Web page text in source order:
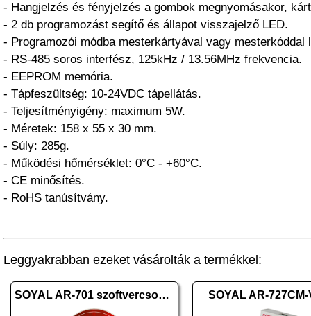
- Hangjelzés és fényjelzés a gombok megnyomásakor,
- 2 db programozást segítő és állapot visszajelző LED.
- Programozói módba mesterkártyával vagy mesterkóddal
- RS-485 soros interfész, 125kHz / 13.56MHz frekvencia.
- EEPROM memória.
- Tápfeszültség: 10-24VDC tápellátás.
- Teljesítményigény: maximum 5W.
- Méretek: 158 x 55 x 30 mm.
- Súly: 285g.
- Működési hőmérséklet: 0°C - +60°C.
- CE minősítés.
- RoHS tanúsítvány.
Leggyakrabban ezeket vásárolták a termékkel:
SOYAL AR-701 szoftvercsomag 10.2 SOYAL AR-727CM-